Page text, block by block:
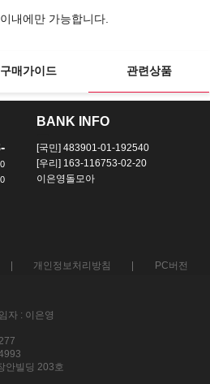
구매가이드 관련상품
BANK INFO
[국민] 483901-01-192540
[우리] 163-116753-02-20
이은영돌모아
개인정보처리방침 PC버전
자 : 이은영
안빌딩 203호